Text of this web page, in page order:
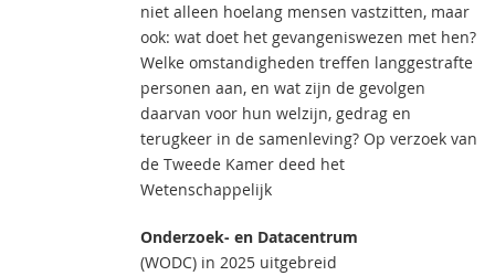
niet alleen hoelang mensen vastzitten, maar
ook: wat doet het gevangeniswezen met hen?
Welke omstandigheden treffen langgestrafte
personen aan, en wat zijn de gevolgen
daarvan voor hun welzijn, gedrag en
terugkeer in de samenleving? Op verzoek van
de Tweede Kamer deed het
Wetenschappelijk
Onderzoek- en Datacentrum
(WODC) in 2025 uitgebreid